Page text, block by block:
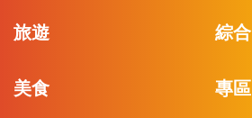
旅遊 綜合
美食 專區